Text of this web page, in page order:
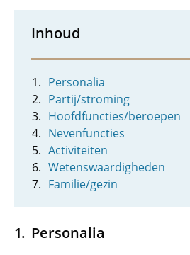
Inhoud
Personalia
Partij/stroming
Hoofdfuncties/beroepen
Nevenfuncties
Activiteiten
Wetenswaardigheden
Familie/gezin
Personalia